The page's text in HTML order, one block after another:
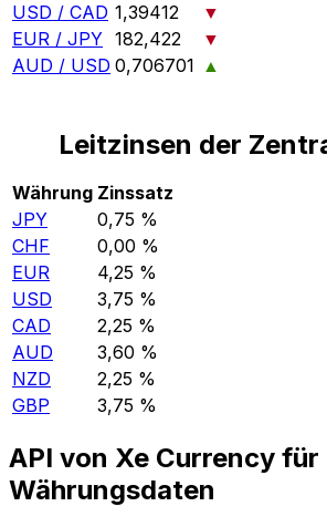
USD / CAD 1,39412
▼
EUR / JPY 182,422
▼
AUD / USD 0,706701 ▲
Leitzinsen der
Währung Zinssatz
JPY
0,75 %
CHF
0,00 %
EUR
4,25 %
USD
3,75 %
CAD
2,25 %
AUD
3,60 %
NZD
2,25 %
GBP
3,75 %
API von Xe Currency für
Währungsdaten